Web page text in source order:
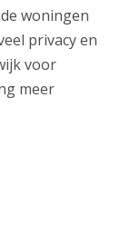
woningen
privacy en
voor
meer